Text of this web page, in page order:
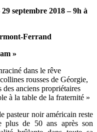
septembre 2018 – 9h à
Ferrand
»
dans le rêve
rousses de Géorgie,
des anciens propriétaires
à la table de la fraternité »
pasteur noir américain reste
plus de 50 ans après son